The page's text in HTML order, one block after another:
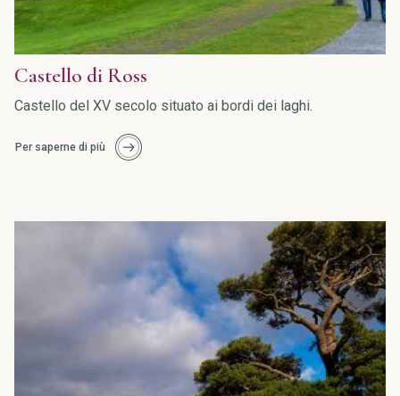
Castello di Ross
Castello del XV secolo situato ai bordi dei laghi.
Per saperne di più